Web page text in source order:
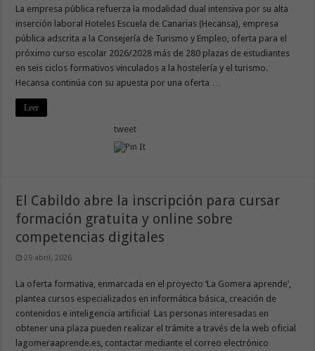
La empresa pública refuerza la modalidad dual intensiva por su alta
inserción laboral Hoteles Escuela de Canarias (Hecansa), empresa
pública adscrita a la Consejería de Turismo y Empleo, oferta para el
próximo curso escolar 2026/2028 más de 280 plazas de estudiantes
en seis ciclos formativos vinculados a la hostelería y el turismo.
Hecansa continúa con su apuesta por una oferta …
Leer
tweet
El Cabildo abre la inscripción para cursar
formación gratuita y online sobre
competencias digitales
29 abril, 2026
La oferta formativa, enmarcada en el proyecto ‘La Gomera aprende’,
plantea cursos especializados en informática básica, creación de
contenidos e inteligencia artificial Las personas interesadas en
obtener una plaza pueden realizar el trámite a través de la web oficial
lagomeraaprende.es, contactar mediante el correo electrónico